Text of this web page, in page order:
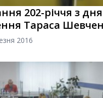
202-річчя з дня
Тараса
2016